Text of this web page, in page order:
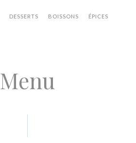
DESSERTS BOISSONS ÉPICES
Menu